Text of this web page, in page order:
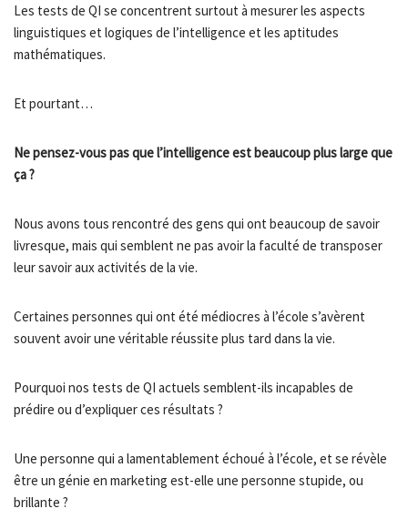
Les tests de QI se concentrent surtout à mesurer les aspects
linguistiques et logiques de l’intelligence et les aptitudes
mathématiques.
Et pourtant…
Ne pensez-vous pas que l’intelligence est beaucoup plus large que
ça ?
Nous avons tous rencontré des gens qui ont beaucoup de savoir
livresque, mais qui semblent ne pas avoir la faculté de transposer
leur savoir aux activités de la vie.
Certaines personnes qui ont été médiocres à l’école s’avèrent
souvent avoir une véritable réussite plus tard dans la vie.
Pourquoi nos tests de QI actuels semblent-ils incapables de
prédire ou d’expliquer ces résultats ?
Une personne qui a lamentablement échoué à l’école, et se révèle
être un génie en marketing est-elle une personne stupide, ou
brillante ?